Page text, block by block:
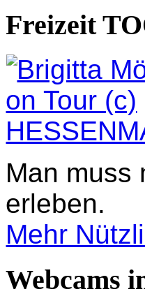
Freizeit
Man muss
erleben.
Mehr
Webcams